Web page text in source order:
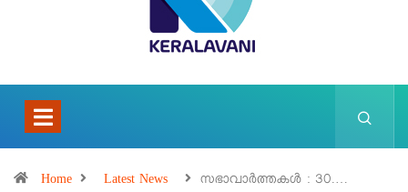
Home Latest News സഭാവാര്‍ത്തകള്‍ : 30.…